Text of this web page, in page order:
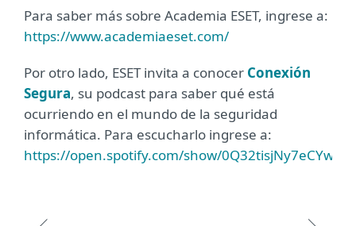
Para saber más sobre Academia ESET, ingrese a:
https://www.academiaeset.com/
Por otro lado, ESET invita a conocer Conexión
Segura, su podcast para saber qué está
ocurriendo en el mundo de la seguridad
informática. Para escucharlo ingrese a:
https://open.spotify.com/show/